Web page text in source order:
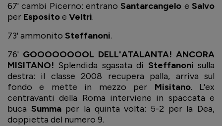
67' cambi Picerno: entrano Santarcangelo e Salvo
per Espositoe Veltri.
73' ammonito Steffanoni.
76' GOOOOOOOOL DELL'ATALANTA! ANCORA
MISITANO! Splendida sgasata di Steffanoni sulla
destra: il classe 2008 recupera palla, arriva sul
fondo e mette in mezzo per Misitano. L'ex
centravanti della Roma interviene in spaccata e
buca Summaper la quinta volta: 5-2 per la Dea,
doppietta del numero 9.